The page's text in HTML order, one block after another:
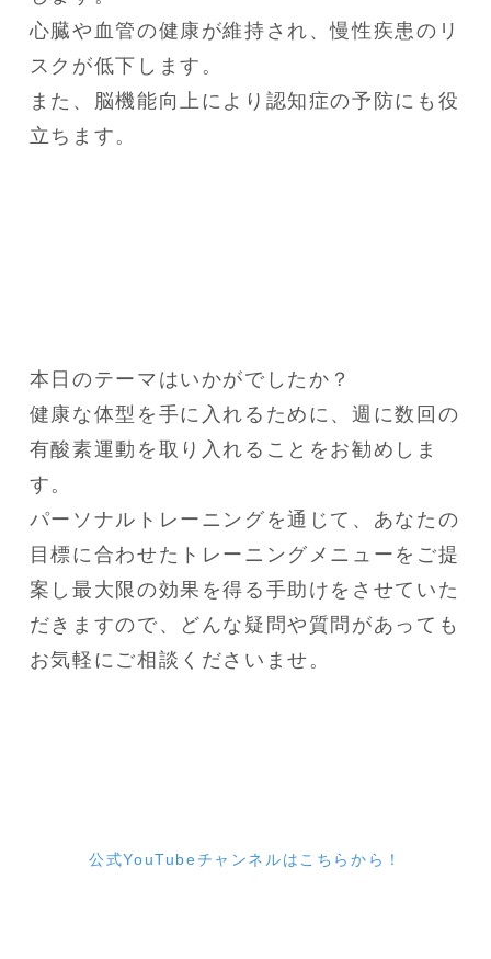
心臓や血管の健康が維持され、慢性疾患のリ
スクが低下します。
また、脳機能向上により認知症の予防にも役
立ちます。
本日のテーマはいかがでしたか？
健康な体型を手に入れるために、週に数回の
有酸素運動を取り入れることをお勧めしま
す。
パーソナルトレーニングを通じて、あなたの
目標に合わせたトレーニングメニューをご提
案し最大限の効果を得る手助けをさせていた
だきますので、どんな疑問や質問があっても
お気軽にご相談くださいませ。
公式YouTubeチャンネルはこちらから！